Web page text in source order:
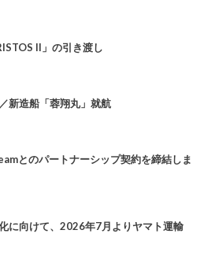
II」の引き渡し
新造船「蓉翔丸」就航
とのパートナーシップ契約を締結しま
に向けて、2026年7月よりヤマト運輸